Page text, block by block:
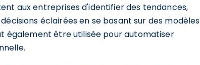
aux entreprises d'identifier des tendances,
éclairées en se basant sur des modèles
également être utilisée pour automatiser